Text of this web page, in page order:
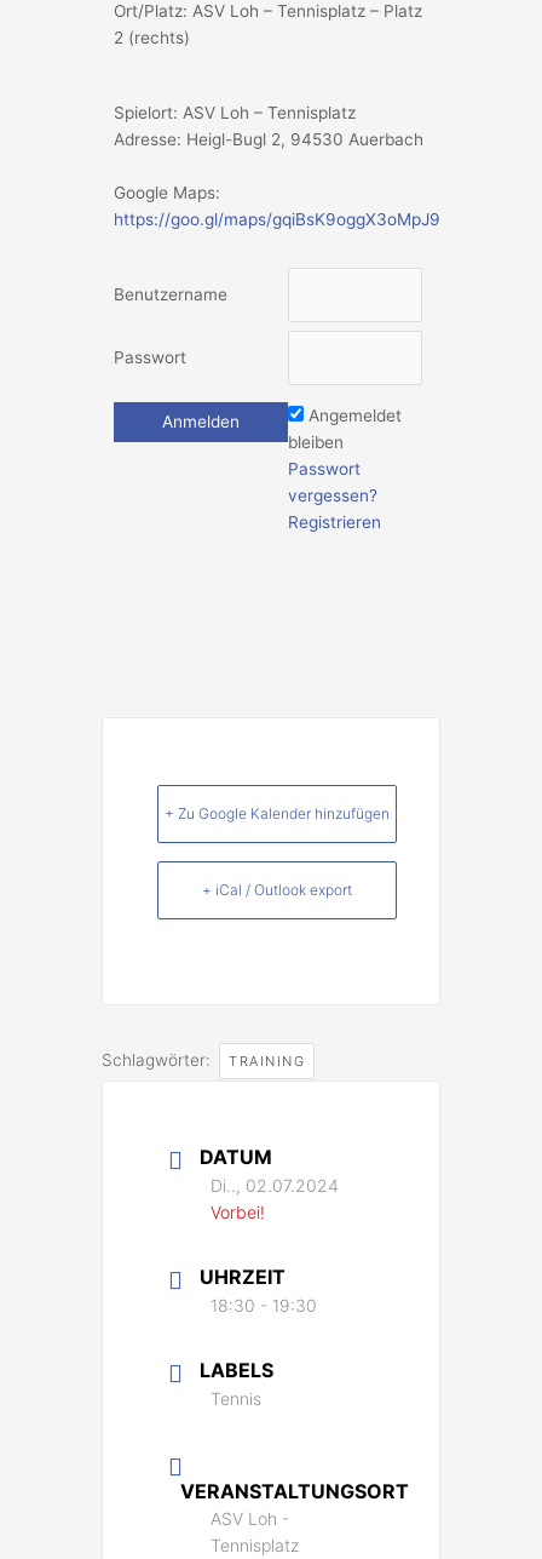
Ort/Platz: ASV Loh – Tennisplatz – Platz
2 (rechts)
Spielort: ASV Loh – Tennisplatz
Adresse: Heigl-Bugl 2, 94530 Auerbach
Google Maps:
https://goo.gl/maps/gqiBsK9oggX3oMpJ9
Benutzername
Passwort
Angemeldet
bleiben
Passwort
vergessen?
Registrieren
+ Zu Google Kalender hinzufügen
+ iCal / Outlook export
Schlagwörter: TRAINING
DATUM
Di.., 02.07.2024
Vorbei!
UHRZEIT
18:30 - 19:30
LABELS
Tennis
VERANSTALTUNGSORT
ASV Loh -
Tennisplatz